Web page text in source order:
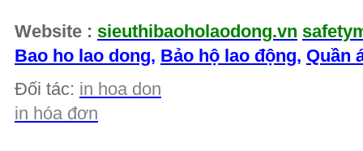
Website : sieuthibaoholaodong.vn
Bao ho lao dong, Bảo hộ lao động, Quần
Đối tác: in hoa don
in hóa đơn